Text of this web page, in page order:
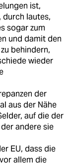
ist,
lautes,
sogar zum
und damit den
behindern,
wieder
der
aus der Nähe
auf die der
andere sie
EU, dass die
allem die